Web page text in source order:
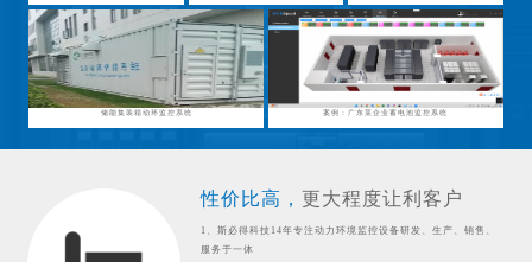
储能集装箱动环监控系统 案例：广东某企业蓄电池监控系统
性价比高， 更大程度让利客户
1、斯必得科技14年专注动力环境监控设备研发、生产、销售、
服务于一体